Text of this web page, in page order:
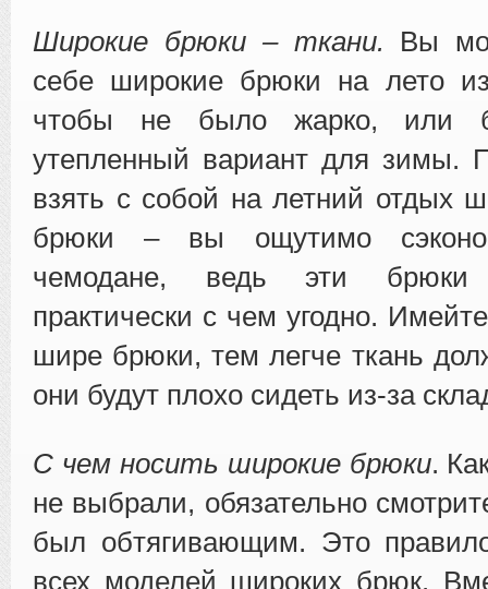
Широкие брюки – ткани. Вы
себе широкие брюки на лето из
чтобы не было жарко, или
утепленный вариант для зимы.
взять с собой на летний отдых
брюки – вы ощутимо
чемодане, ведь эти
практически с чем угодно.
шире брюки, тем легче ткань
они будут плохо сидеть из-за
С чем носить широкие брюки.
не выбрали, обязательно
был обтягивающим. Это
всех моделей широких брюк.